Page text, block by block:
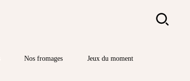
Rechercher
Nos fromages Jeux du moment